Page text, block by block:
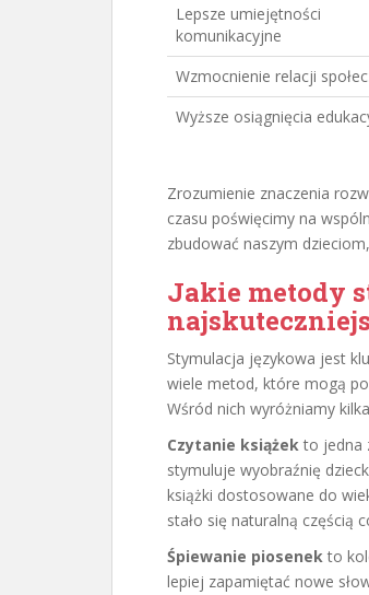
Lepsze umiejętności
komunikacyjne
Wzmocnienie relacji
Wyższe osiągnięcia
Zrozumienie znaczenia
czasu poświęcimy na
zbudować naszym
Jakie metody
Stymulacja językowa jest
wiele metod, które mogą
Wśród nich wyróżniamy
Czytanie książek to jedna
stymuluje wyobraźnię
książki dostosowane do
stało się naturalną częścią
Śpiewanie piosenek to
lepiej zapamiętać nowe